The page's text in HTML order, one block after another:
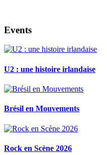
Events
U2 : une histoire irlandaise
Brésil en Mouvements
Rock en Scène 2026